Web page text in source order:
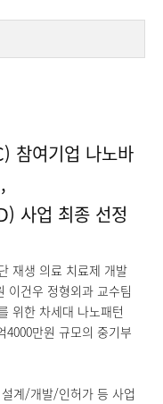
참여기업 나노바
사업 최종 선정
재생 의료 치료제 개발
이건우 정형외과 교수팀
위한 차세대 나노패턴
만원 규모의 중기부
계/개발/인허가 등 사업